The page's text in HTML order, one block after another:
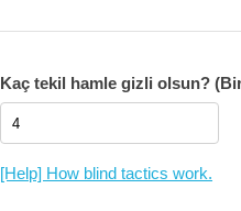
Kaç tekil hamle gizli olsun?
[Help] How blind tactics work.